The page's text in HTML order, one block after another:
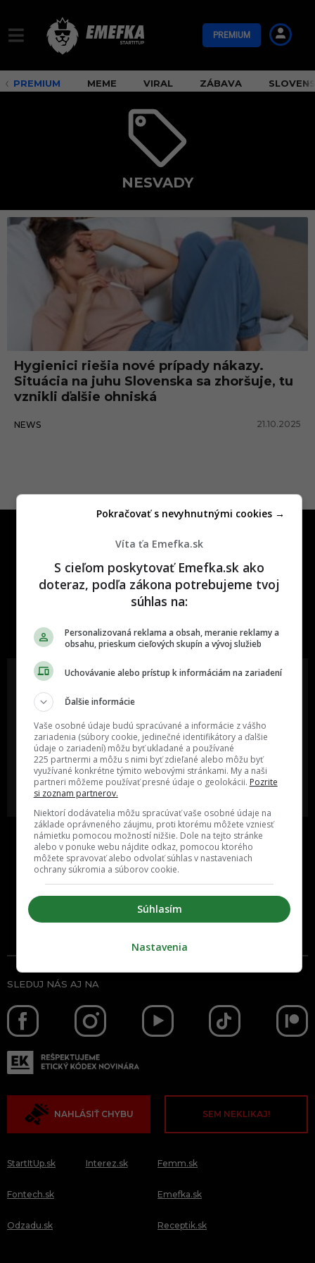
PREMIUM
PREMIUM MEME VIRAL ZÁBAVA
NESVADY
N
yHygienici riešia nové prípady nákazy.
Situácia na juhu Slovenska sa zhoršuje, tu
vznikli ďalšie ohniská
NEWS 21.10.2025
One time najzábavnejšie miesto na
najzabávnejšie miesto na svete
Oslov reklamou viac ako milión
ľudí v rôznych vekových
kategóriách a na rôznych
sociálnych sieťach a nakopni svoj
biznis alebo produkt.
MÁM ZÁUJEM O
SPOLUPRÁCU
poznáš niekoho, o kom by sme
mali určite napísať?
POŠLI NÁM TIP NA ČLÁNOK
Inzercia Cenník
SLEDUJ NÁS AJ NA
NAHLÁSIŤ CHYBU SEM NEKLIKAJ!
StartItUp.sk
Fontech.sk
Odzadu.sk
Interez.sk Femm.sk
Emefka.sk
Receptik.sk
Víta ťa Emefka.sk
S cieľom poskytovať Emefka.sk ako
doteraz, podľa zákona potrebujeme tvoj
súhlas na:
Personalizovaná reklama a obsah, meranie reklamy a
obsahu, prieskum cieľových skupín a vývoj služieb
Uchovávanie alebo prístup k informáciám na zariadení
Ďalšie informácie
Vaše osobné údaje budú spracúvané a informácie z vášho
zariadenia (súbory cookie, jedinečné identifikátory a ďalšie
údaje o zariadení) môžu byť ukladané a používané
225 partnermi a môžu s nimi byť zdieľané alebo môžu byť
využívané konkrétne týmito webovými stránkami. My a naši
partneri môžeme používať presné údaje o geolokácii. Pozrite
si zoznam partnerov.
Niektorí dodávatelia môžu spracúvať vaše osobné údaje na
základe oprávneného záujmu, proti ktorému môžete vzniesť
námietku pomocou možností nižšie. Dole na tejto stránke
alebo v ponuke webu nájdite odkaz, pomocou ktorého
môžete spravovať alebo odvolať súhlas v nastaveniach
ochrany súkromia a súborov cookie.
Súhlasím
Pokračovať s nevyhnutnými cookies →
Nastavenia